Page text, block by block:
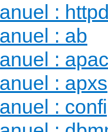
:
: ab
:
: apxs
: